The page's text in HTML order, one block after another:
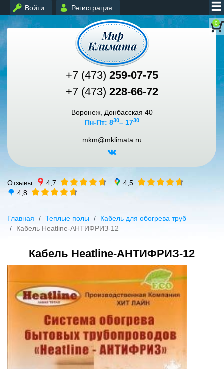
Войти Регистрация
0
+7 (473) 259-07-75
+7 (473) 228-66-72
Воронеж, Донбасская 40
Пн-Пт: 830– 1730
mkm@mklimata.ru
Отзывы: 4,7
4,5
4,8
Главная Теплые полы
Кабель для обогрева труб
Кабель Heatline-АНТИФРИЗ-12
Кабель Heatline-АНТИФРИЗ-12